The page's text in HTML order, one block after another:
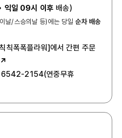
익일 09시 이후 배송)
날/스승의날 등)에는 당일순차 배송
칙폭폭플라워]에서 간편 주문
2154(연중무휴